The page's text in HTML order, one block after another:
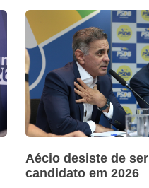
Aécio desiste de ser
candidato em 2026